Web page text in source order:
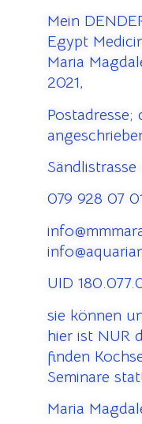
Mein
Egypt
Maria
2021,
Postadresse;
079 928 07
UID
sie können
hier ist NUR
finden
Seminare
Maria